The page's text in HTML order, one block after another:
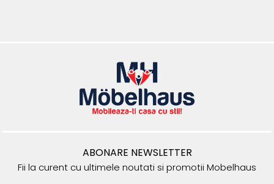
ABONARE NEWSLETTER
Fii la curent cu ultimele noutati si promotii Mobelhaus